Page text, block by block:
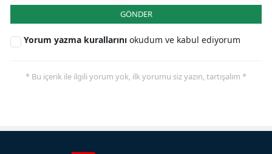
GÖNDER
Yorum yazma kurallarını okudum ve kabul ediyorum
* Bu içerik ile ilgili yorum yok, ilk yorumu siz yazın, tartışalım *